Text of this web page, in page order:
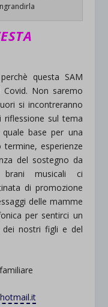
questa SAM
Non saremo
si incontreranno
sul tema
quale base per una
esperienze
del sostegno da
musicali ci
di promozione
delle mamme
per sentirci un
nostri figli e del